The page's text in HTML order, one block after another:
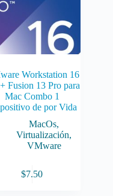
Workstation 16
Fusion 13 Pro para
Mac Combo 1
de por Vida
MacOs,
Virtualización,
VMware
$7.50